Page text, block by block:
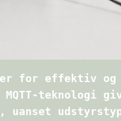
for effektiv
teknologi
uanset